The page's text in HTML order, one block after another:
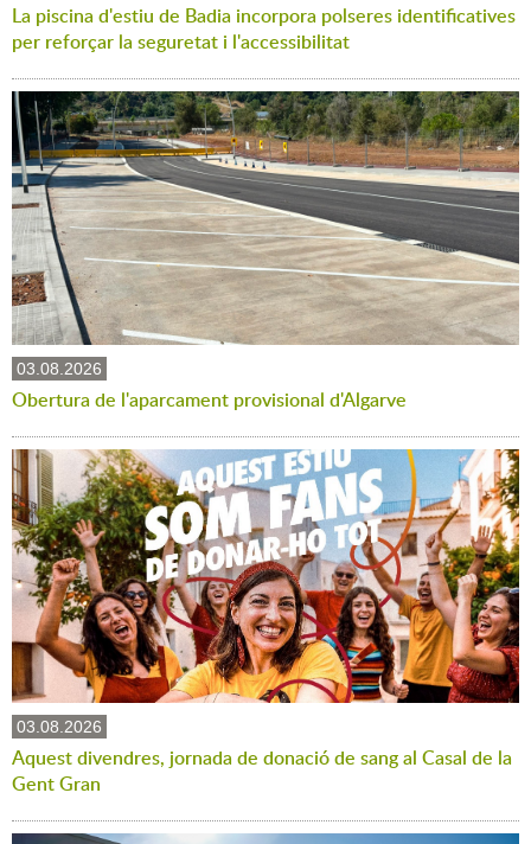
La piscina d'estiu de Badia incorpora polseres identificatives
per reforçar la seguretat i l'accessibilitat
03.08.2026
Obertura de l'aparcament provisional d'Algarve
03.08.2026
Aquest divendres, jornada de donació de sang al Casal de la
Gent Gran